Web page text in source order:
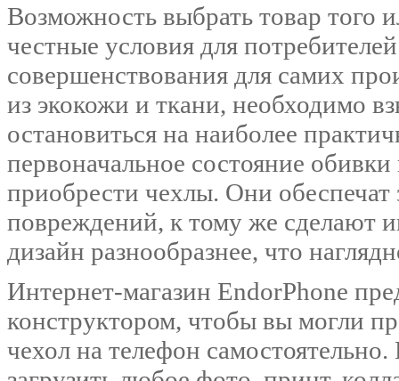
Возможность выбрать товар того
честные условия для
совершенствования для самих
из экокожи и ткани, необходимо
остановиться на наиболее
первоначальное состояние
приобрести чехлы. Они обеспечат
повреждений, к тому же сделают
дизайн разнообразнее, что
Интернет-магазин EndorPhone
конструктором, чтобы вы могли
чехол на телефон